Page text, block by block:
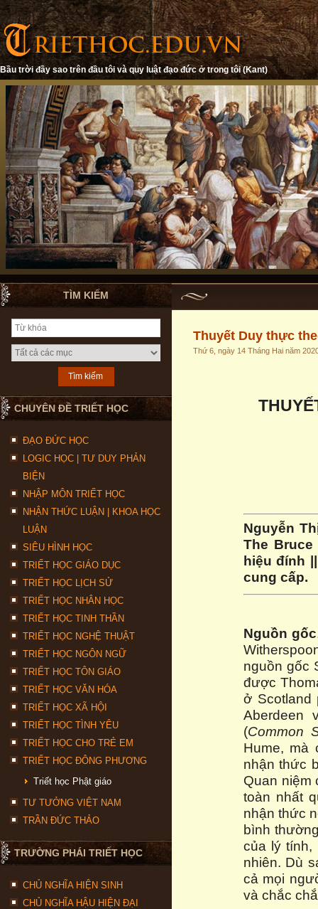
Bầu trời đầy sao trên đầu tôi và quy luật đạo đức ở trong tôi (Kant)
TÌM KIẾM
CHUYÊN ĐỀ TRIẾT HỌC
ĐẠO ĐỨC HỌC
LOGIC HỌC | TƯ DUY PHẢN
BIỆN
NHẬP MÔN TRIẾT HỌC
NHẬN THỨC LUẬN | KHOA HỌC
LUẬN
SIÊU HÌNH HỌC
TRIẾT HỌC GIÁO DỤC
TRIẾT HỌC LỊCH SỬ
TRIẾT HỌC NHÂN HỌC
TRIẾT HỌC TINH THẦN
TRIẾT HỌC NGHỆ THUẬT
TRIẾT HỌC NGÔN NGỮ
TRIẾT HỌC TÔN GIÁO
TRIẾT HỌC VĂN HÓA
TRIẾT HỌC XÃ HỘI
TRIẾT HỌC TÌNH YÊU
TRIẾT HỌC CHO TRẺ EM
TRIẾT HỌC ĐÔNG PHƯƠNG
Triết học Phật giáo
TƯ TƯỞNG VIỆT NAM
TRẦN ĐỨC THẢO
TRƯỜNG PHÁI TRIẾT HỌC
CHỦ NGHĨA HIỆN SINH
CHỦ NGHĨA HẬU HIỆN ĐẠI
Thuyết Duy thực
Thứ 6, ngày 14 Tháng Hai năm
Nguyễn
The Bruce
hiệu đính
cung cấp.
Nguồn gốc
nguồn gốc
được
ở Scotland
Aberdeen
(Common
Hume, mà
nhận thức
Quan niệm
toàn nhất
nhận ​​thức
bình
của lý tính,
nhiên. Dù
cả mọi
và chắc